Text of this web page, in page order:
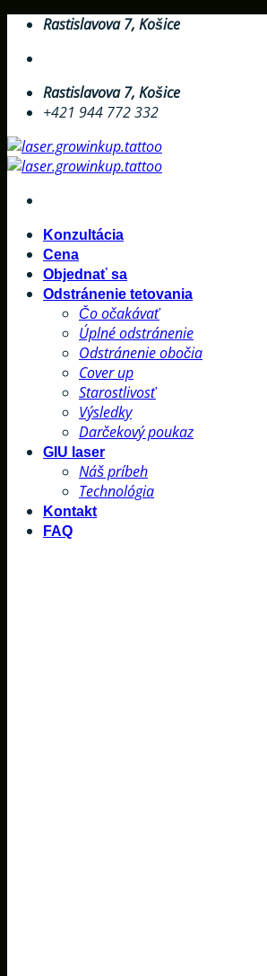
Skip
content
Rastislavova 7, Košice
Rastislavova 7, Košice
+421 944 772 332
Konzultácia
Cena
Objednať sa
Odstránenie tetovania
Čo očakávať
Úplné odstránenie
Odstránenie obočia
Cover up
Starostlivosť
Výsledky
Darčekový poukaz
GIU laser
Náš príbeh
Technológia
Kontakt
FAQ